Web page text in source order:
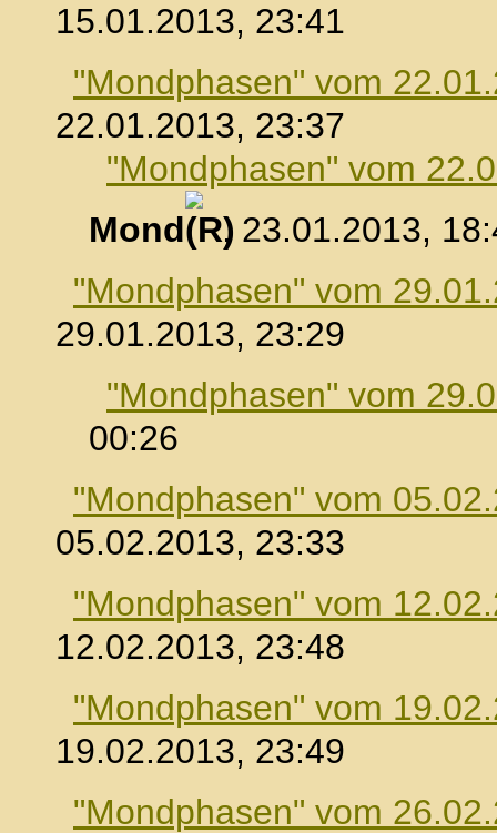
15.01.2013, 23:41
"Mondphasen" vom
22.01.2013, 23:37
"Mondphasen" vom
Mond
, 23.01.2013,
"Mondphasen" vom
29.01.2013, 23:29
"Mondphasen" vom
00:26
"Mondphasen" vom
05.02.2013, 23:33
"Mondphasen" vom
12.02.2013, 23:48
"Mondphasen" vom
19.02.2013, 23:49
"Mondphasen" vom